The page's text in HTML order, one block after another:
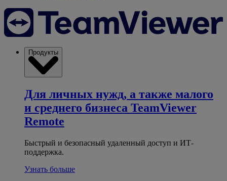
Продукты
Для личных нужд, а также малого
и среднего бизнеса TeamViewer
Remote
Быстрый и безопасный удаленный доступ и ИТ-
поддержка.
Узнать больше